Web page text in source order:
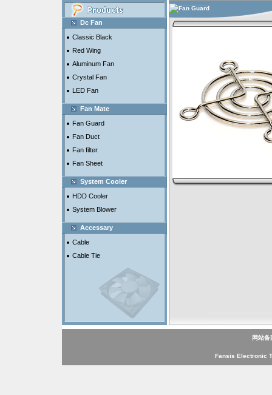
Dc Fan
Classic Black
Red Wing
Aluminum Fan
Crystal Fan
LED Fan
Fan Mate
Fan Guard
Fan Duct
Fan filter
Fan Sheet
System Cooler
HDD Cooler
System Blower
Accessary
Cable
Cable Tie
Fan Guard
网站
Fansis Electronic